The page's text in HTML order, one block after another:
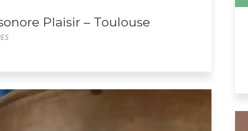
Plaisir – Toulouse